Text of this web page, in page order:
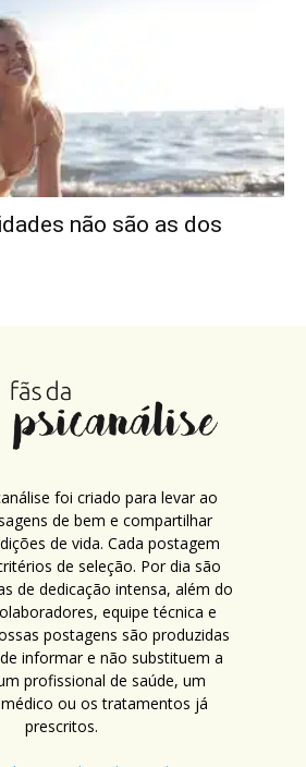
não são as dos
foi criado para levar ao
de bem e compartilhar
de vida. Cada postagem
de seleção. Por dia são
de dedicação intensa, além do
equipe técnica e
postagens são produzidas
informar e não substituem a
profissional de saúde, um
ou os tratamentos já
prescritos.